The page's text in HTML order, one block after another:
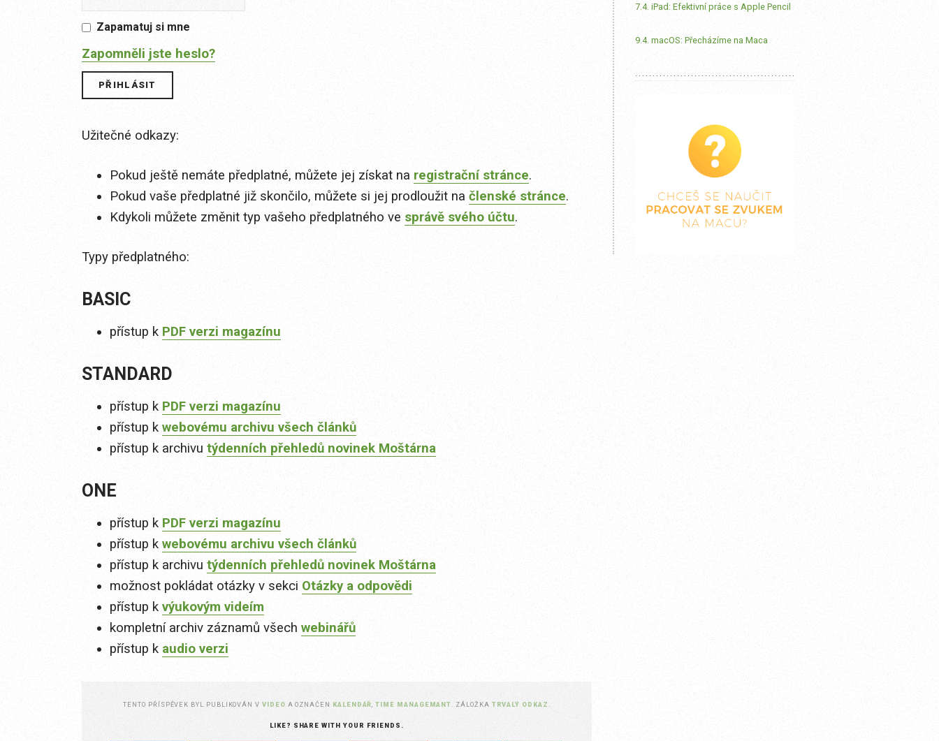
Zapamatuj si mne
Zapomněli jste heslo?
Užitečné odkazy:
Pokud ještě nemáte předplatné, můžete jej získat na registrační stránce.
Pokud vaše předplatné již skončilo, můžete si jej prodloužit na členské stránce.
Kdykoli můžete změnit typ vašeho předplatného ve správě svého účtu.
Typy předplatného:
BASIC
přístup k PDF verzi magazínu
STANDARD
přístup k PDF verzi magazínu
přístup k webovému archivu všech článků
přístup k archivu týdenních přehledů novinek Moštárna
ONE
přístup k PDF verzi magazínu
přístup k webovému archivu všech článků
přístup k archivu týdenních přehledů novinek Moštárna
možnost pokládat otázky v sekci Otázky a odpovědi
přístup k výukovým videím
kompletní archiv záznamů všech webinářů
přístup k audio verzi
TENTO PŘÍSPĚVEK BYL PUBLIKOVÁN VVIDEO A OZNAČEN KALENDÁŘ ,TIME MANAGEMANT . ZÁLOŽKA TRVALÝ ODKAZ
LIKE? SHARE WITH YOUR FRIENDS.
7.4. iPad: Efektivní práce s Apple Pencil
9.4. macOS: Přecházíme na Maca